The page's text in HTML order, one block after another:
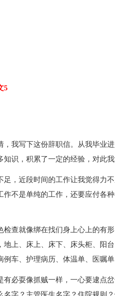
5
，我写下这份辞职信。从我毕业
识，积累了一定的经验，对此我
足，近段时间的工作让我觉得力
作不是单纯的工作，还要应付各
检查就像绑在找们身上心上的有
地上、床上、床下、床头柜、阳
例车、护理病历、体温单、医嘱
有必耍像抓贼一样，一心要逮点